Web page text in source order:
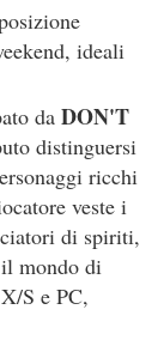
ideali
da DON'T
distinguersi
ricchi
veste i
di spiriti,
mondo di
S e PC,